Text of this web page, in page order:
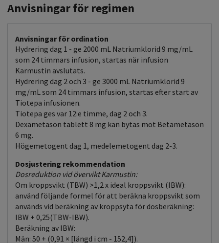
Anvisningar för regimen
Anvisningar för ordination
Hydrering dag 1 - ge 2000 mL Natriumklorid 9 mg/mL
som 24 timmars infusion, startas när infusion
Karmustin avslutats.
Hydrering dag 2 och 3 - ge 3000 mL Natriumklorid 9
mg/mL som 24 timmars infusion, startas efter start av
Tiotepa infusionen.
Tiotepa ges var 12:e timme, dag 2 och 3.
Dexametason tablett 8 mg kan bytas mot Betametason
6 mg.
Högemetogent dag 1, medelemetogent dag 2-3.
Dosjustering rekommendation
Dosreduktion vid övervikt Karmustin:
Om kroppsvikt (TBW) >1,2 x ideal kroppsvikt (IBW):
använd följande formel för att beräkna kroppsvikt som
används vid beräkning av kroppsyta för dosberäkning:
IBW + 0,25(TBW-IBW).
Beräkning av IBW:
Män: 50 + (0,91 × [längd i cm - 152,4]).